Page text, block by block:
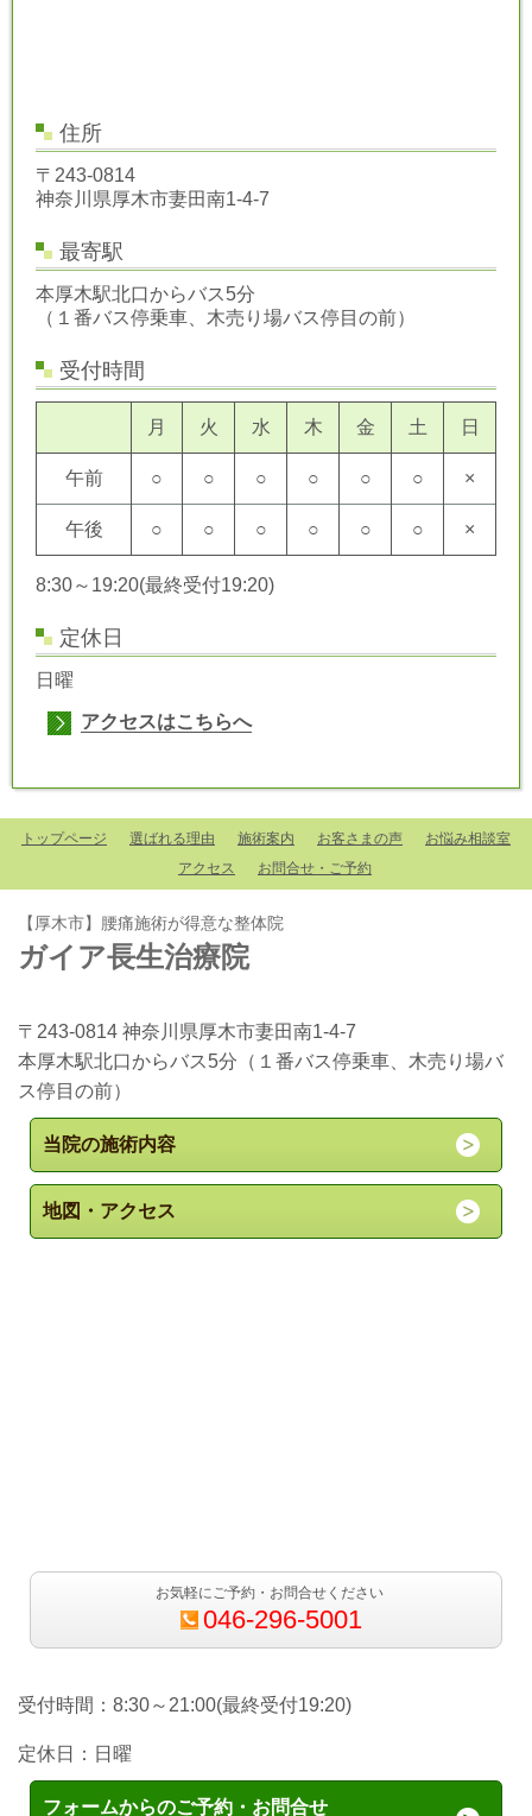
住所
〒243-0814
神奈川県厚木市妻田南1-4-7
最寄駅
本厚木駅北口からバス5分
（１番バス停乗車、木売り場バス停目の前）
受付時間
月 火 水 木 金 土 日
午前 ○ ○ ○ ○ ○ ○ ×
午後 ○ ○ ○ ○ ○ ○ ×
8:30～19:20(最終受付19:20)
定休日
日曜
アクセスはこちらへ
トップページ 選ばれる理由 施術案内 お客さまの声
お悩み相談室
アクセス
お問合せ・ご予約
【厚木市】腰痛施術が得意な整体院
ガイア長生治療院
〒243-0814 神奈川県厚木市妻田南1-4-7
本厚木駅北口からバス5分（１番バス停乗車、木売り場バ
ス停目の前）
当院の施術内容
地図・アクセス
お気軽にご予約・お問合せください
046-296-5001
受付時間： 8:30～21:00(最終受付19:20)
定休日：日曜
フォームからのご予約・お問合せ